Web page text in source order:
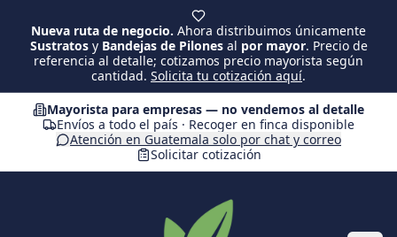
Nueva ruta de negocio. Ahora distribuimos únicamente
Sustratosy Bandejas de Pilonesal por mayor. Precio de
referencia al detalle; cotizamos precio mayorista según
cantidad. Solicita tu cotización aquí.
Mayorista para empresas — no vendemos al detalle
Envíos a todo el país · Recoger en finca disponible
Atención en Guatemala solo por chat y correo
Solicitar cotización